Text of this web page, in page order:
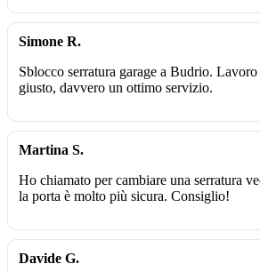
Simone R.
Sblocco serratura garage a Budrio.
giusto, davvero un ottimo servizio.
Martina S.
Ho chiamato per cambiare una serratura
la porta è molto più sicura. Consiglio!
Davide G.